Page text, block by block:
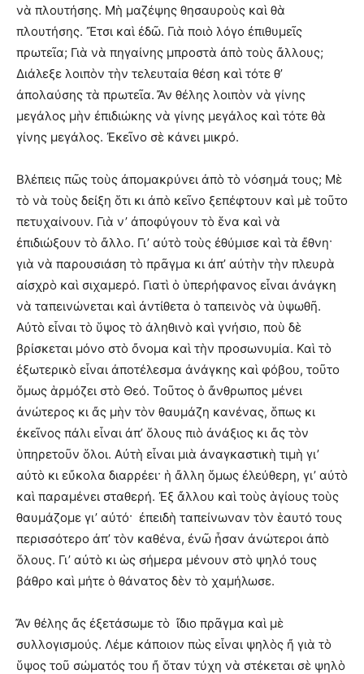
νὰ πλουτήσης. Μὴ μαζέψης θησαυροὺς καὶ θὰ
πλουτήσης. Ἔτσι καὶ ἐδῶ. Γιὰ ποιὸ λόγο ἐπιθυμεῖς
πρωτεῖα; Γιὰ νὰ πηγαίνης μπροστὰ ἀπὸ τοὺς ἄλλους;
Διάλεξε λοιπὸν τὴν τελευταία θέση καὶ τότε θ’
ἀπολαύσης τὰ πρωτεῖα. Ἄν θέλης λοιπὸν νὰ γίνης
μεγάλος μὴν ἐπιδιώκης νὰ γίνης μεγάλος καὶ τότε θὰ
γίνης μεγάλος. Ἐκεῖνο σὲ κάνει μικρό.
Βλέπεις πῶς τοὺς ἀπομακρύνει ἀπὸ τὸ νόσημά τους; Μὲ
τὸ νὰ τοὺς δείξη ὅτι κι ἀπὸ κεῖνο ξεπέφτουν καὶ μὲ τοῦτο
πετυχαίνουν. Γιὰ ν’ ἀποφύγουν τὸ ἕνα καὶ νὰ
ἐπιδιώξουν τὸ ἄλλο. Γι’ αὐτὸ τοὺς ἐθύμισε καὶ τὰ ἔθνη·
γιὰ νὰ παρουσιάση τὸ πρᾶγμα κι ἀπ’ αὐτὴν τὴν πλευρὰ
αἰσχρὸ καὶ σιχαμερό. Γιατὶ ὁ ὑπερήφανος εἶναι ἀνάγκη
νὰ ταπεινώνεται καὶ ἀντίθετα ὁ ταπεινὸς νὰ ὑψωθῆ.
Αὐτὸ εἶναι τὸ ὕψος τὸ ἀληθινὸ καὶ γνήσιο, ποὺ δὲ
βρίσκεται μόνο στὸ ὄνομα καὶ τὴν προσωνυμία. Καὶ τὸ
ἐξωτερικὸ εἶναι ἀποτέλεσμα ἀνάγκης καὶ φόβου, τοῦτο
ὅμως ἁρμόζει στὸ Θεό. Τοῦτος ὁ ἄνθρωπος μένει
ἀνώτερος κι ἄς μὴν τὸν θαυμάζη κανένας, ὅπως κι
ἐκεῖνος πάλι εἶναι ἀπ’ ὅλους πιὸ ἀνάξιος κι ἄς τὸν
ὑπηρετοῦν ὅλοι. Αὐτὴ εἶναι μιὰ ἀναγκαστικὴ τιμὴ γι’
αὐτὸ κι εὔκολα διαρρέει· ἡ ἄλλη ὅμως ἐλεύθερη, γι’ αὐτὸ
καὶ παραμένει σταθερή. Ἐξ ἄλλου καὶ τοὺς ἁγίους τοὺς
θαυμάζομε γι’ αὐτό· ἐπειδὴ ταπείνωναν τὸν ἑαυτό τους
περισσότερο ἀπ’ τὸν καθένα, ἐνῶ ἦσαν ἀνώτεροι ἀπὸ
ὅλους. Γι’ αὐτὸ κι ὡς σήμερα μένουν στὸ ψηλό τους
βάθρο καὶ μήτε ὁ θάνατος δὲν τὸ χαμήλωσε.
Ἄν θέλης ἄς ἐξετάσωμε τὸ ἴδιο πρᾶγμα καὶ μὲ
συλλογισμούς. Λέμε κάποιον πὼς εἶναι ψηλὸς ἤ γιὰ τὸ
ὕψος τοῦ σώματός του ἤ ὅταν τύχη νὰ στέκεται σὲ ψηλὸ